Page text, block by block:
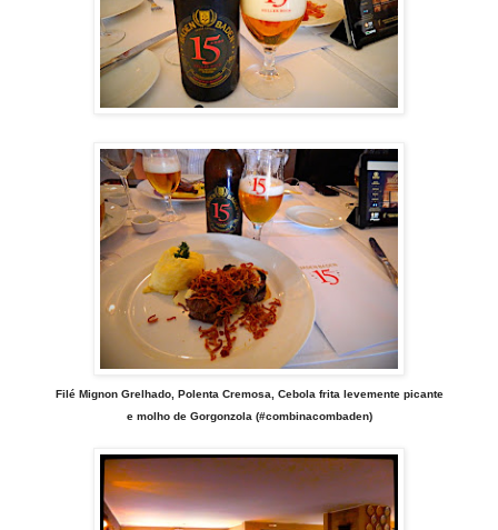
Filé Mignon Grelhado, Polenta Cremosa, Cebola frita levemente picante
e molho de Gorgonzola (#combinacombaden)